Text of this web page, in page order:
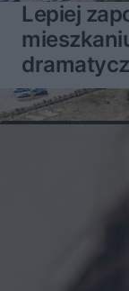
Lepiej